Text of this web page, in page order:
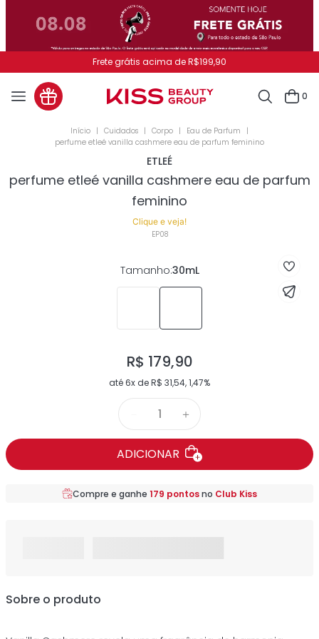
Pague no PIX e ganhe 7% OFF
0
Cuidados Corpo
Eau de Parfum
perfume etleé vanilla cashmere eau de parfum feminino
ETLEÉ
perfume etleé vanilla cashmere eau de parfum
feminino
Clique e veja!
EP08
Tamanho:30mL
R$ 179,90
até6x deR$ 31,54,1,47%
＋
ADICIONAR
Compre e ganhe 179 pontosno Club Kiss
Sobre o produto